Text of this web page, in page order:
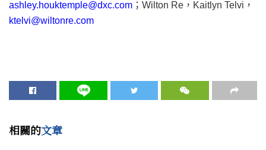
ashley.houktemple@dxc.com ；Wilton Re，Kaitlyn Telvi，
ktelvi@wiltonre.com
相關的文章